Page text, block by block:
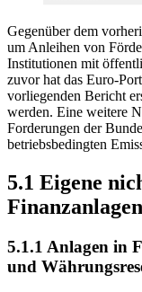
Gegenüber dem
um Anleihen von
Institutionen mit
zuvor hat das Euro-
vorliegenden Bericht
werden. Eine weitere
Forderungen der
betriebsbedingten
5.1 Eigene
Finanzanlagen
5.1.1 Anlagen in
und